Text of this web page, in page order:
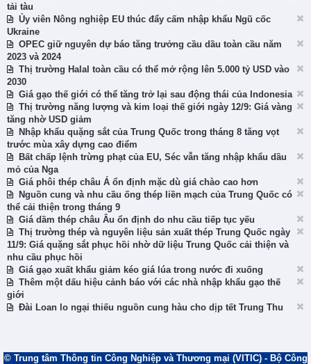
tải tàu
Ủy viên Nông nghiệp EU thúc đẩy cấm nhập khẩu Ngũ cốc
Ukraine
OPEC giữ nguyên dự báo tăng trưởng cầu dầu toàn cầu năm
2023 và 2024
Thị trường Halal toàn cầu có thể mở rộng lên 5.000 tỷ USD vào
2030
Giá gạo thế giới có thể tăng trở lại sau động thái của Indonesia
Thị trường năng lượng và kim loại thế giới ngày 12/9: Giá vàng
tăng nhờ USD giảm
Nhập khẩu quặng sắt của Trung Quốc trong tháng 8 tăng vọt
trước mùa xây dựng cao điểm
Bất chấp lệnh trừng phạt của EU, Séc vẫn tăng nhập khẩu dầu
mỏ của Nga
Giá phôi thép châu Á ổn định mặc dù giá chào cao hơn
Nguồn cung và nhu cầu ống thép liền mạch của Trung Quốc có
thể cải thiện trong tháng 9
Giá dầm thép châu Âu ổn định do nhu cầu tiếp tục yếu
Thị trường thép và nguyên liệu sản xuất thép Trung Quốc ngày
11/9: Giá quặng sắt phục hồi nhờ dữ liệu Trung Quốc cải thiện và
nhu cầu phục hồi
Giá gạo xuất khẩu giảm kéo giá lúa trong nước đi xuống
Thêm một dấu hiệu cảnh báo với các nhà nhập khẩu gạo thế
giới
Đài Loan lo ngại thiếu nguồn cung hàu cho dịp tết Trung Thu
© Trung tâm Thông tin Công Nghiệp và Thương mại (VITIC) - Bộ Công